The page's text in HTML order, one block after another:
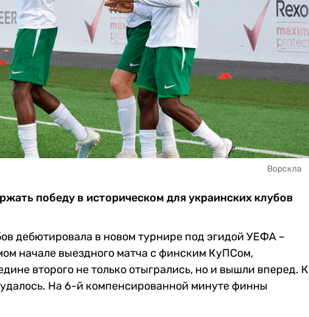
Ворскла
победу в историческом для украинских клубов
дебютировала в новом турнире под эгидой УЕФА –
начале выездного матча с финским КуПСом,
второго не только отыгрались, но и вышли вперед. К
На 6-й компенсированной минуте финны